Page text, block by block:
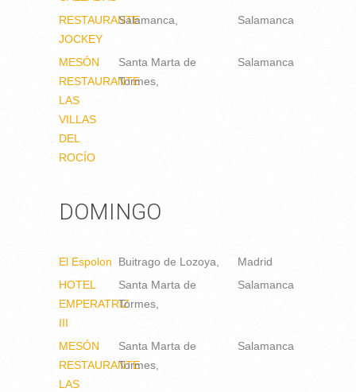
RESTAURANTE
JOCKEY
Salamanca Salamanca
MESÓN
RESTAURANTE
LAS
VILLAS
DEL
ROCÍO
Santa Marta de
Tormes
Salamanca
DOMINGO
El Espolon Buitrago de Lozoya
Madrid
HOTEL
EMPERATRIZ
III
Santa Marta de
Tormes
Salamanca
MESÓN
RESTAURANTE
LAS
Santa Marta de
Tormes
Salamanca